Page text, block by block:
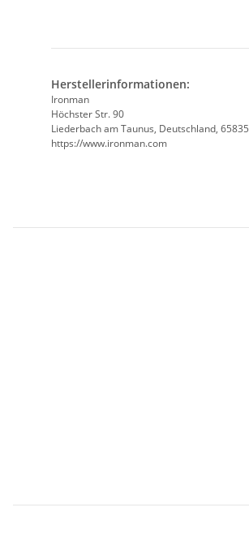
Herstellerinformationen:
Ironman
Höchster Str. 90
Liederbach am Taunus, Deutschland, 65835
https://www.ironman.com